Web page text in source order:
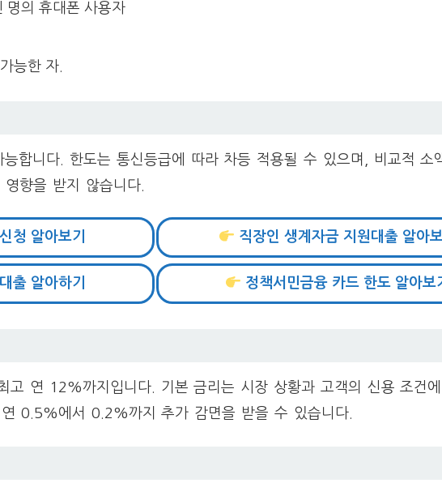
명의 휴대폰 사용자
능한 자.
합니다. 한도는 통신등급에 따라 차등 적용될 수 있으며, 비교적 소
향을 받지 않습니다.
청 알아보기 직장인 생계자금 지원대출 알아보
출 알아하기 정책서민금융 카드 한도 알아보
고 연 12%까지입니다. 기본 금리는 시장 상황과 고객의 신용 조건
0.5%에서 0.2%까지 추가 감면을 받을 수 있습니다.